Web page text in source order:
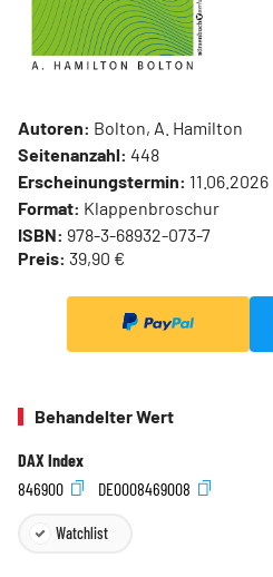
Autoren: Bolton, A. Hamilton
Seitenanzahl: 448
Erscheinungstermin: 11.06.2026
Format: Klappenbroschur
ISBN: 978-3-68932-073-7
Preis: 39,90 €
Behandelter Wert
DAX Index
846900
DE0008469008
Watchlist